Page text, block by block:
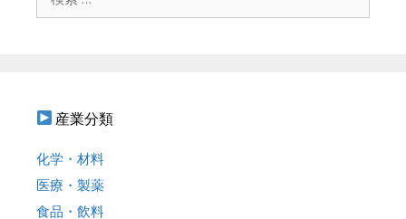
産業分類
化学・材料
医療・製薬
食品・飲料